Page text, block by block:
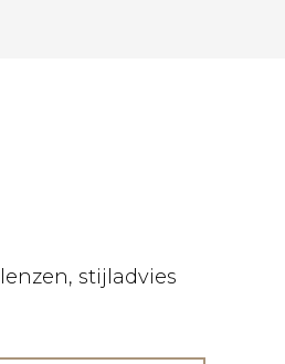
stijladvies